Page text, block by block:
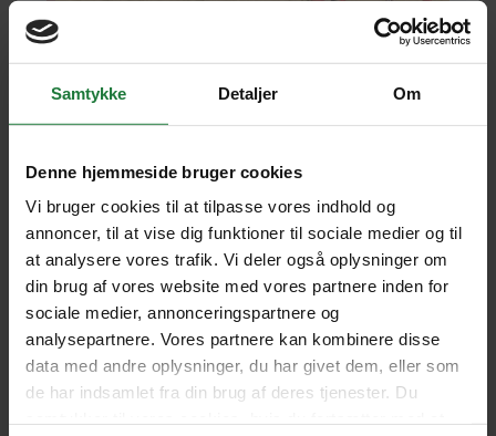
Samtykke Detaljer Om
Denne hjemmeside bruger cookies
Vi bruger cookies til at tilpasse vores indhold og
annoncer, til at vise dig funktioner til sociale medier og til
at analysere vores trafik. Vi deler også oplysninger om
din brug af vores website med vores partnere inden for
sociale medier, annonceringspartnere og
analysepartnere. Vores partnere kan kombinere disse
data med andre oplysninger, du har givet dem, eller som
de har indsamlet fra din brug af deres tjenester. Du
INDIEN
Oplev nationalparker, landsbyliv og unik
stammekultur i Nagaland, Assam og Arunachal
Pradesh. Vores vidende rejseleder tager jer med til
den årlige Hornbillfestival, som byder på farverige
fjerdragter og skønne stammeritualer.
15-25deltagere Afventer nye afgange
SE REJSE